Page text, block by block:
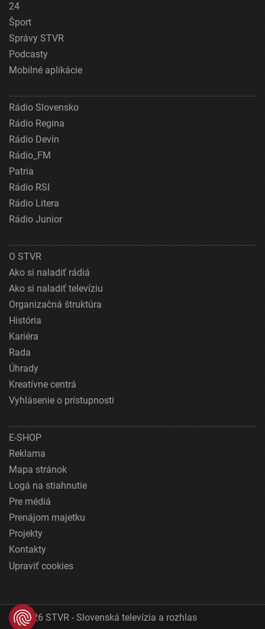
24
Šport
Správy STVR
Podcasty
Mobilné aplikácie
Rádio Slovensko
Rádio Regina
Rádio Devín
Rádio_FM
Patria
Rádio RSI
Rádio Litera
Rádio Junior
O STVR
Ako si naladiť rádiá
Ako si naladiť televíziu
Organizačná štruktúra
História
Kariéra
Rada
Úhrady
Kreatívne centrá
Vyhlásenie o prístupnosti
E-SHOP
Reklama
Mapa stránok
Logá na stiahnutie
Pre médiá
Prenájom majetku
Projekty
Kontakty
Upraviť cookies
© 2026 STVR - Slovenská televízia a rozhlas